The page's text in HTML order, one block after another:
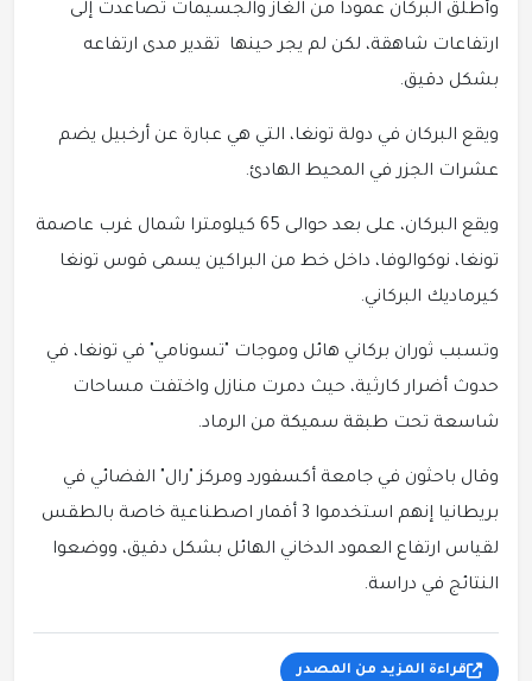
وأطلق البركان عمودا من الغاز والجسيمات تصاعدت إلى
ارتفاعات شاهقة، لكن لم يجر حينها تقدير مدى ارتفاعه
بشكل دقيق.
ويقع البركان في دولة تونغا، التي هي عبارة عن أرخبيل يضم
عشرات الجزر في المحيط الهادئ.
ويقع البركان، على بعد حوالى 65 كيلومترا شمال غرب عاصمة
تونغا، نوكوالوفا، داخل خط من البراكين يسمى قوس تونغا
كيرماديك البركاني.
وتسبب ثوران بركاني هائل وموجات "تسونامي" في تونغا، في
حدوث أضرار كارثية، حيث دمرت منازل واختفت مساحات
شاسعة تحت طبقة سميكة من الرماد.
وقال باحثون في جامعة أكسفورد ومركز "رال" الفضائي في
بريطانيا إنهم استخدموا 3 أقمار اصطناعية خاصة بالطقس
لقياس ارتفاع العمود الدخاني الهائل بشكل دقيق، ووضعوا
النتائج في دراسة.
قراءة المزيد من المصدر